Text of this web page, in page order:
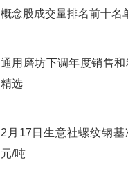
概念股成交量排名前十名
通用磨坊下调年度销售
精选
2月17日生意社螺纹钢基
元/吨